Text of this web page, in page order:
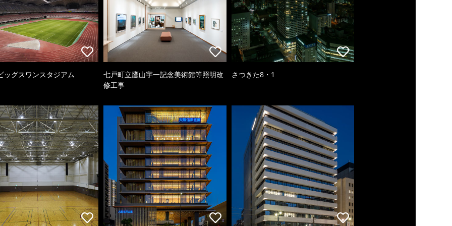
ッグスワンスタジアム
七戸町立鷹山宇一記念美術館等照明改
修工事
さつきた8・1